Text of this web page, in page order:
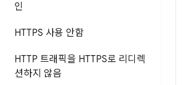
인
HTTPS 사용 안함
HTTP 트래픽을 HTTPS로 리디렉
션하지 않음